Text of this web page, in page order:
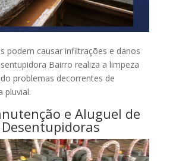
podem causar infiltrações e danos
Bairro realiza a limpeza
problemas decorrentes de
pluvial.
e Aluguel de